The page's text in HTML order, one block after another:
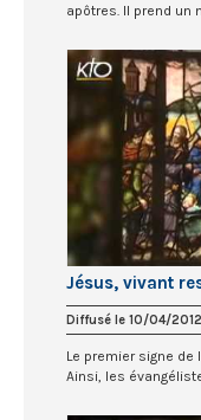
apôtres. Il prend un
Jésus, vivant
Diffusé le 10/04/2012
Le premier signe de
Ainsi, les